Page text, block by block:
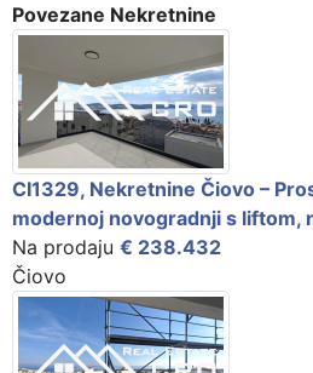
Povezane Nekretnine
CI1329, Nekretnine Čiovo –
modernoj novogradnji s liftom,
Na prodaju € 238.432
Čiovo